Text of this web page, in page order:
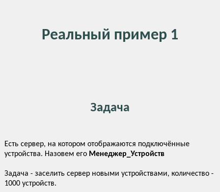
Реальный пример 1
Задача
Есть сервер, на котором отображаются подключённые
устройства. Назовем его Менеджер_Устройств
Задача - заселить сервер новыми устройствами, количество -
1000 устройств.